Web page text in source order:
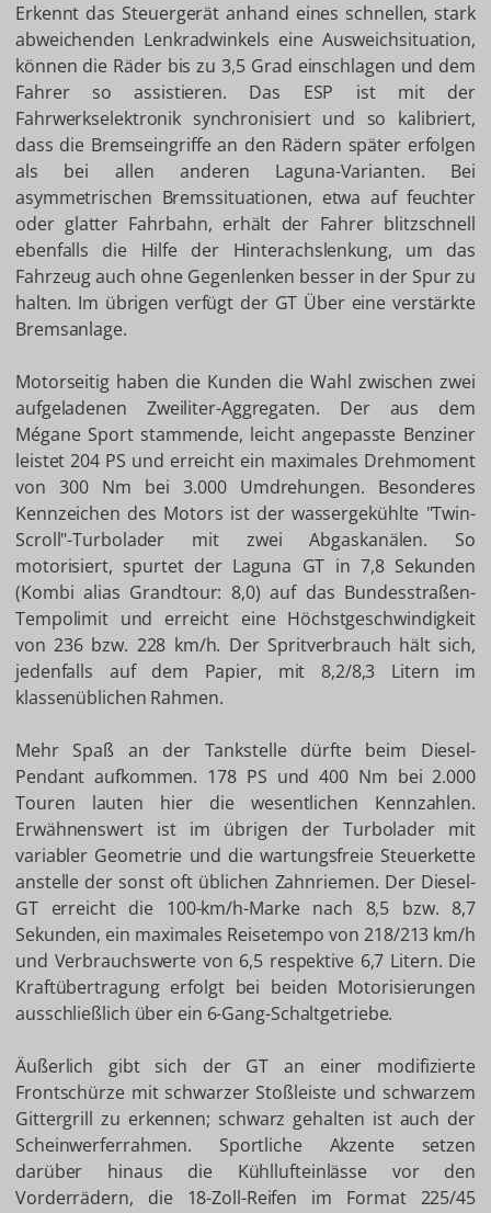
Erkennt das Steuergerät anhand eines schnellen, stark
abweichenden Lenkradwinkels eine Ausweichsituation,
können die Räder bis zu 3,5 Grad einschlagen und dem
Fahrer so assistieren. Das ESP ist mit der
Fahrwerkselektronik synchronisiert und so kalibriert,
dass die Bremseingriffe an den Rädern später erfolgen
als bei allen anderen Laguna-Varianten. Bei
asymmetrischen Bremssituationen, etwa auf feuchter
oder glatter Fahrbahn, erhält der Fahrer blitzschnell
ebenfalls die Hilfe der Hinterachslenkung, um das
Fahrzeug auch ohne Gegenlenken besser in der Spur zu
halten. Im übrigen verfügt der GT Über eine verstärkte
Bremsanlage.
Motorseitig haben die Kunden die Wahl zwischen zwei
aufgeladenen Zweiliter-Aggregaten. Der aus dem
Mégane Sport stammende, leicht angepasste Benziner
leistet 204 PS und erreicht ein maximales Drehmoment
von 300 Nm bei 3.000 Umdrehungen. Besonderes
Kennzeichen des Motors ist der wassergekühlte "Twin-
Scroll"-Turbolader mit zwei Abgaskanälen. So
motorisiert, spurtet der Laguna GT in 7,8 Sekunden
(Kombi alias Grandtour: 8,0) auf das Bundesstraßen-
Tempolimit und erreicht eine Höchstgeschwindigkeit
von 236 bzw. 228 km/h. Der Spritverbrauch hält sich,
jedenfalls auf dem Papier, mit 8,2/8,3 Litern im
klassenüblichen Rahmen.
Mehr Spaß an der Tankstelle dürfte beim Diesel-
Pendant aufkommen. 178 PS und 400 Nm bei 2.000
Touren lauten hier die wesentlichen Kennzahlen.
Erwähnenswert ist im übrigen der Turbolader mit
variabler Geometrie und die wartungsfreie Steuerkette
anstelle der sonst oft üblichen Zahnriemen. Der Diesel-
GT erreicht die 100-km/h-Marke nach 8,5 bzw. 8,7
Sekunden, ein maximales Reisetempo von 218/213 km/h
und Verbrauchswerte von 6,5 respektive 6,7 Litern. Die
Kraftübertragung erfolgt bei beiden Motorisierungen
ausschließlich über ein 6-Gang-Schaltgetriebe.
Äußerlich gibt sich der GT an einer modifizierte
Frontschürze mit schwarzer Stoßleiste und schwarzem
Gittergrill zu erkennen; schwarz gehalten ist auch der
Scheinwerferrahmen. Sportliche Akzente setzen
darüber hinaus die Kühllufteinlässe vor den
Vorderrädern, die 18-Zoll-Reifen im Format 225/45